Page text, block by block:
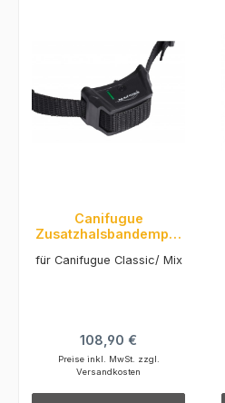
Canifugue
Zusatzhalsbandempfä
für Canifugue Classic/ Mix
Regulärer Preis:
108,90 €
Preise inkl. MwSt. zzgl.
Versandkosten